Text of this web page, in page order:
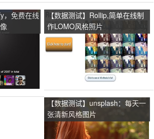
，免费在线
【数据测试】Rollip,简单在线制
作LOMO风格照片
【数据测试】unsplash：每天一
张清新风格图片